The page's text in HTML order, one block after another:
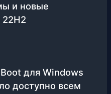
и новые
22H2
для Windows
доступно всем